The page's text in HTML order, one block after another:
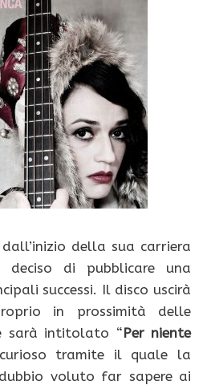
della sua carriera
deciso di pubblicare una
successi. Il disco uscirà
in prossimità delle
sarà intitolato “Per niente
tramite il quale la
voluto far sapere ai